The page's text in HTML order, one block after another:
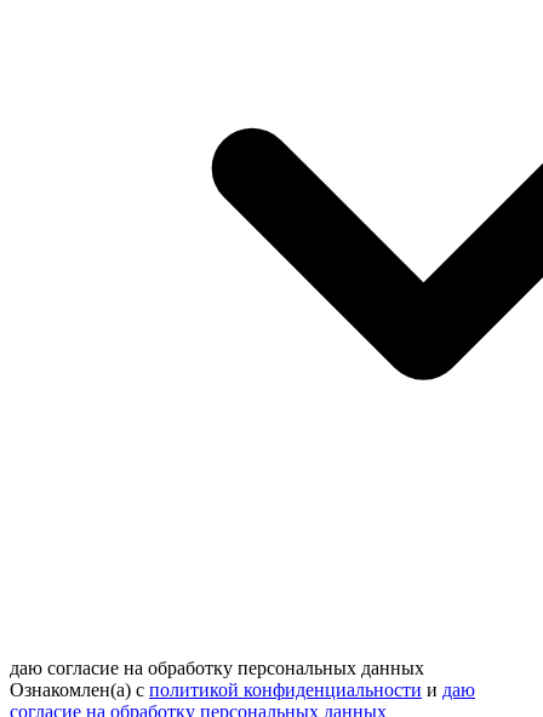
даю согласие на обработку персональных данных
Ознакомлен(а) с политикой конфиденциальности и даю
согласие на обработку персональных данных